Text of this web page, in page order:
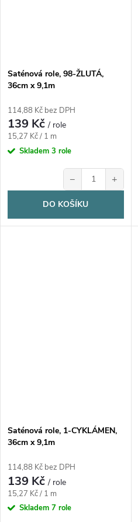
Saténová role, 98-ŽLUTÁ,
36cm x 9,1m
114,88 Kč bez DPH
139 Kč/ role
Měrná
cena:
15,27 Kč / 1 m
Skladem 3 role
− +
DO KOŠÍKU
Saténová role, 1-CYKLÁMEN,
36cm x 9,1m
114,88 Kč bez DPH
139 Kč/ role
Měrná
cena:
15,27 Kč / 1 m
Skladem 7 role